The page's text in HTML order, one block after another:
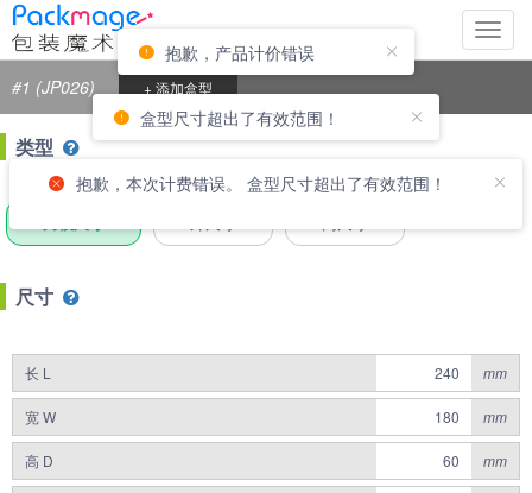
切
换
#1 (JP026) + 添加盒型
类型
尺寸
长 L mm
宽 W mm
高 D mm
抱歉，产品计价错误
盒型尺寸超出了有效范围！
抱歉，本次计费错误。 盒型尺寸超出了有效范围！